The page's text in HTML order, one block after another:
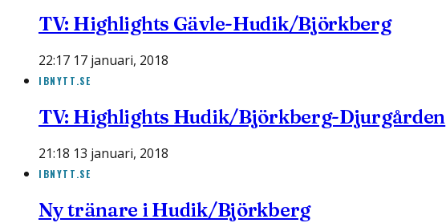
TV: Highlights Gävle-Hudik/Björkberg
22:17 17 januari, 2018
IBNYTT.SE
TV: Highlights Hudik/Björkberg-Djurgården
21:18 13 januari, 2018
IBNYTT.SE
Ny tränare i Hudik/Björkberg